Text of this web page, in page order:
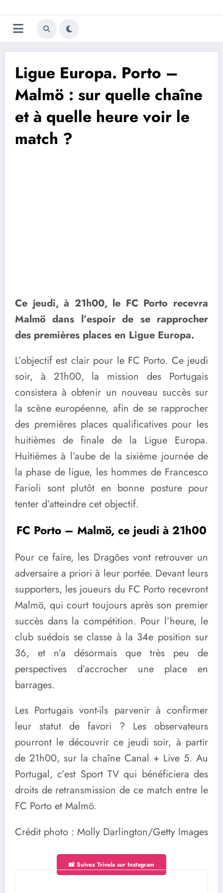
au
contenu
Trivela
L'actualité du football
Ligue Europa. Porto –
Malmö : sur quelle chaîne
et à quelle heure voir le
match ?
Ce jeudi, à 21h00, le FC Porto recevra
Malmö dans l’espoir de se rapprocher
des premières places en Ligue Europa.
L’objectif est clair pour le FC Porto. Ce jeudi
soir, à 21h00, la mission des Portugais
consistera à obtenir un nouveau succès sur
la scène européenne, afin de se rapprocher
des premières places qualificatives pour les
huitièmes de finale de la Ligue Europa.
Huitièmes à l’aube de la sixième journée de
la phase de ligue, les hommes de Francesco
Farioli sont plutôt en bonne posture pour
tenter d’atteindre cet objectif.
FC Porto – Malmö, ce jeudi à 21h00
Pour ce faire, les Dragões vont retrouver un
adversaire a priori à leur portée. Devant leurs
supporters, les joueurs du FC Porto recevront
Malmö, qui court toujours après son premier
succès dans la compétition. Pour l’heure, le
club suédois se classe à la 34e position sur
36, et n’a désormais que très peu de
perspectives d’accrocher une place en
barrages.
Les Portugais vont-ils parvenir à confirmer
leur statut de favori ? Les observateurs
pourront le découvrir ce jeudi soir, à partir
de 21h00, sur la chaîne Canal + Live 5. Au
Portugal, c’est Sport TV qui bénéficiera des
droits de retransmission de ce match entre le
FC Porto et Malmö.
Crédit photo : Molly Darlington/Getty Images
📸 Suivez Trivela sur Instagram